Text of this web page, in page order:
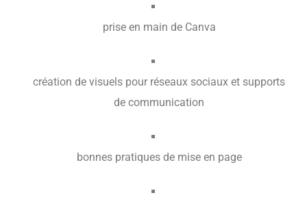
prise en main de Canva
création de visuels pour réseaux sociaux et supports
de communication
bonnes pratiques de mise en page